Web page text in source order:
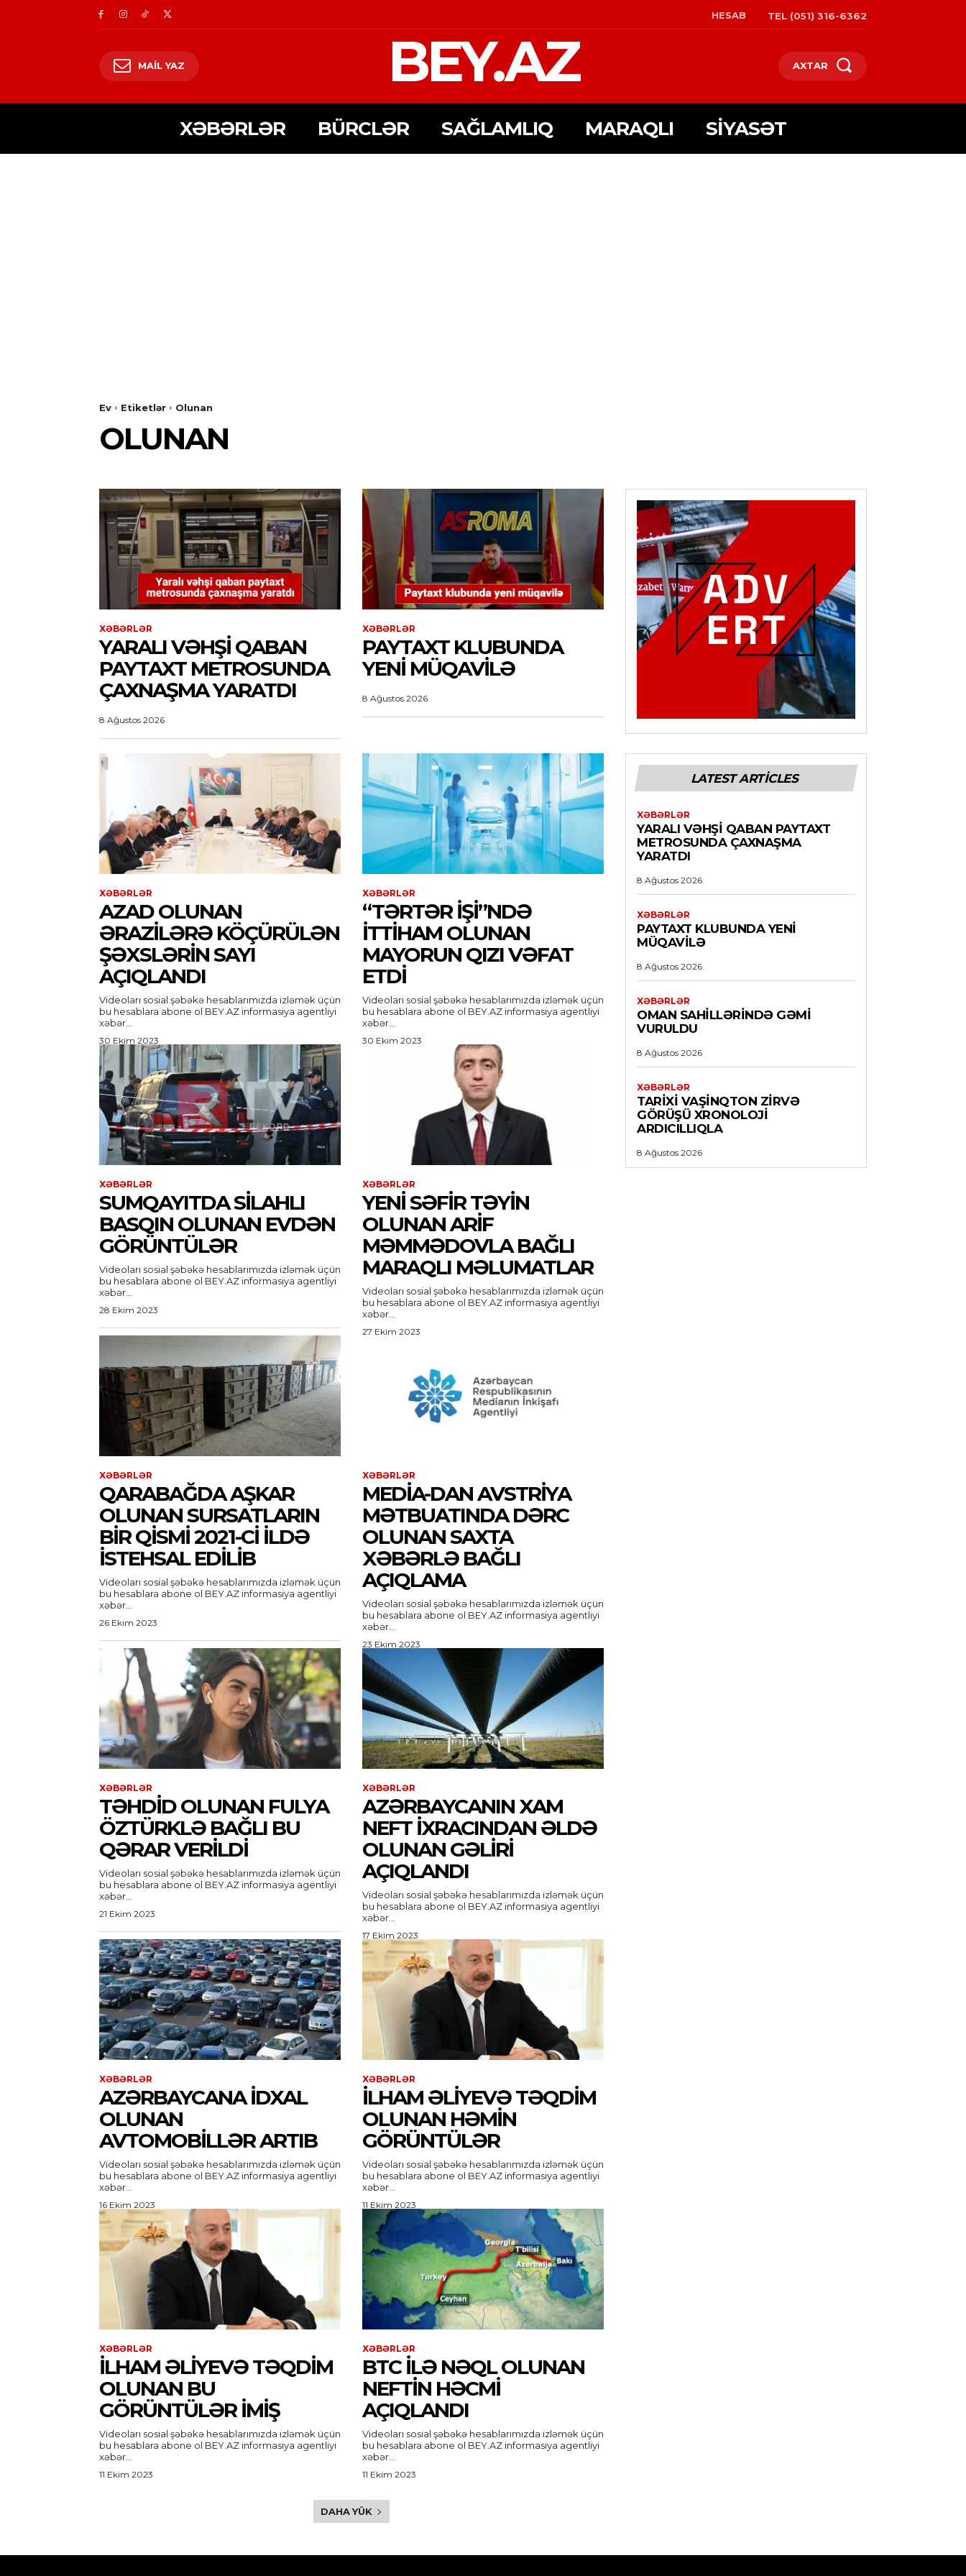
HESAB TEL (051) 316-6362
MAIL YAZ BEY.AZ AXTAR
XƏBƏRLƏR BÜRCLƏR SAĞLAMLIQ MARAQLI SIYASƏT
Ev Etiketlər Olunan
OLUNAN
XƏBƏRLƏR
YARALI VƏHŞI QABAN
PAYTAXT METROSUNDA
ÇAXNAŞMA YARATDI
8 Ağustos 2026
XƏBƏRLƏR
PAYTAXT KLUBUNDA
YENI MÜQAVILƏ
8 Ağustos 2026
XƏBƏRLƏR
AZAD OLUNAN
ƏRAZILƏRƏ KÖÇÜRÜLƏN
ŞƏXSLƏRIN SAYI
AÇIQLANDI
Videoları sosial şəbəkə hesablarımızda izləmək üçün
bu hesablara abone ol BEY.AZ informasiya agentliyi
xəbər...
30 Ekim 2023
XƏBƏRLƏR
“TƏRTƏR IŞI”NDƏ
ITTIHAM OLUNAN
MAYORUN QIZI VƏFAT
ETDI
Videoları sosial şəbəkə hesablarımızda izləmək üçün
bu hesablara abone ol BEY.AZ informasiya agentliyi
xəbər...
30 Ekim 2023
XƏBƏRLƏR
SUMQAYITDA SILAHLI
BASQIN OLUNAN EVDƏN
GÖRÜNTÜLƏR
Videoları sosial şəbəkə hesablarımızda izləmək üçün
bu hesablara abone ol BEY.AZ informasiya agentliyi
xəbər...
28 Ekim 2023
XƏBƏRLƏR
YENI SƏFIR TƏYIN
OLUNAN ARIF
MƏMMƏDOVLA BAĞLI
MARAQLI MƏLUMATLAR
Videoları sosial şəbəkə hesablarımızda izləmək üçün
bu hesablara abone ol BEY.AZ informasiya agentliyi
xəbər...
27 Ekim 2023
XƏBƏRLƏR
QARABAĞDA AŞKAR
OLUNAN SURSATLARIN
BIR QISMI 2021-CI ILDƏ
ISTEHSAL EDILIB
Videoları sosial şəbəkə hesablarımızda izləmək üçün
bu hesablara abone ol BEY.AZ informasiya agentliyi
xəbər...
26 Ekim 2023
XƏBƏRLƏR
MEDİA-DAN AVSTRIYA
MƏTBUATINDA DƏRC
OLUNAN SAXTA
XƏBƏRLƏ BAĞLI
AÇIQLAMA
Videoları sosial şəbəkə hesablarımızda izləmək üçün
bu hesablara abone ol BEY.AZ informasiya agentliyi
xəbər...
23 Ekim 2023
XƏBƏRLƏR
TƏHDID OLUNAN FULYA
ÖZTÜRKLƏ BAĞLI BU
QƏRAR VERİLDİ
Videoları sosial şəbəkə hesablarımızda izləmək üçün
bu hesablara abone ol BEY.AZ informasiya agentliyi
xəbər...
21 Ekim 2023
XƏBƏRLƏR
AZƏRBAYCANIN XAM
NEFT IXRACINDAN ƏLDƏ
OLUNAN GƏLIRI
AÇIQLANDI
Videoları sosial şəbəkə hesablarımızda izləmək üçün
bu hesablara abone ol BEY.AZ informasiya agentliyi
xəbər...
17 Ekim 2023
XƏBƏRLƏR
AZƏRBAYCANA IDXAL
OLUNAN
AVTOMOBILLƏR ARTIB
Videoları sosial şəbəkə hesablarımızda izləmək üçün
bu hesablara abone ol BEY.AZ informasiya agentliyi
xəbər...
16 Ekim 2023
XƏBƏRLƏR
İLHAM ƏLIYEVƏ TƏQDIM
OLUNAN HƏMIN
GÖRÜNTÜLƏR
Videoları sosial şəbəkə hesablarımızda izləmək üçün
bu hesablara abone ol BEY.AZ informasiya agentliyi
xəbər...
11 Ekim 2023
XƏBƏRLƏR
İLHAM ƏLIYEVƏ TƏQDIM
OLUNAN BU
GÖRÜNTÜLƏR IMIŞ
Videoları sosial şəbəkə hesablarımızda izləmək üçün
bu hesablara abone ol BEY.AZ informasiya agentliyi
xəbər...
11 Ekim 2023
XƏBƏRLƏR
BTC ILƏ NƏQL OLUNAN
NEFTIN HƏCMI
AÇIQLANDI
Videoları sosial şəbəkə hesablarımızda izləmək üçün
bu hesablara abone ol BEY.AZ informasiya agentliyi
xəbər...
11 Ekim 2023
DAHA YÜK
LATEST ARTICLES
XƏBƏRLƏR
YARALI VƏHŞI QABAN PAYTAXT
METROSUNDA ÇAXNAŞMA
YARATDI
8 Ağustos 2026
XƏBƏRLƏR
PAYTAXT KLUBUNDA YENI
MÜQAVILƏ
8 Ağustos 2026
XƏBƏRLƏR
OMAN SAHILLƏRINDƏ GƏMI
VURULDU
8 Ağustos 2026
XƏBƏRLƏR
TARIXI VAŞINQTON ZIRVƏ
GÖRÜŞÜ XRONOLOJI
ARDICILLIQLA
8 Ağustos 2026